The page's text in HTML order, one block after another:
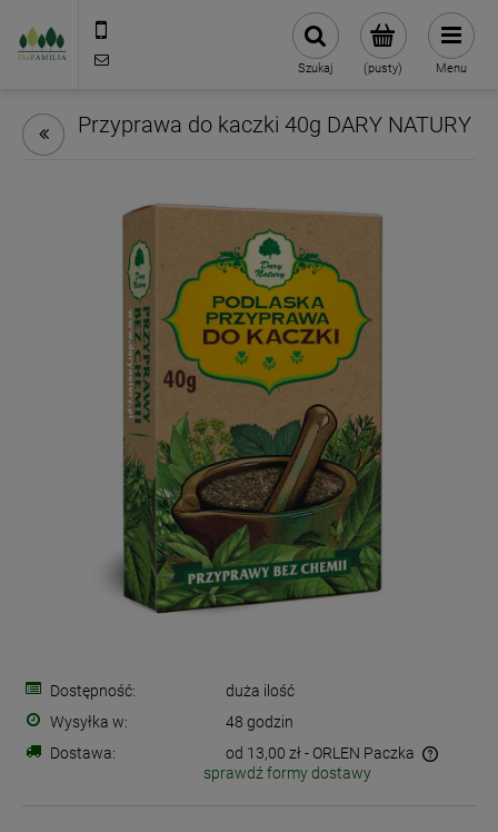
(pusty)
Szukaj Menu
Przyprawa do kaczki 40g DARY NATURY
Dostępność:
duża ilość
Wysyłka w:
48 godzin
Dostawa:
od 13,00 zł- ORLEN Paczka
Cena nie zawiera ewentualnych kosztów płatności
sprawdź formy dostawy